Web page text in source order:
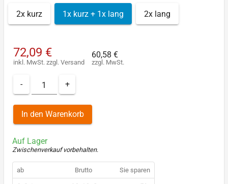
2x kurz 1x kurz + 1x lang 2x lang
72,09 €
inkl. MwSt. zzgl. Versand
60,58 €
zzgl. MwSt.
- +
In den Warenkorb
Auf Lager
Zwischenverkauf vorbehalten.
ab Brutto Sie sparen